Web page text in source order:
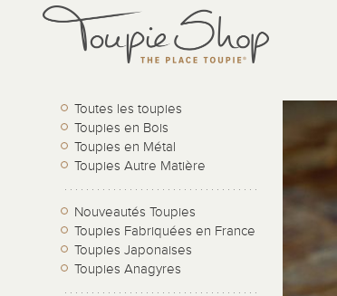
Toutes les toupies
Toupies en Bois
Toupies en Métal
Toupies Autre Matière
Nouveautés Toupies
Toupies Fabriquées en France
Toupies Japonaises
Toupies Anagyres